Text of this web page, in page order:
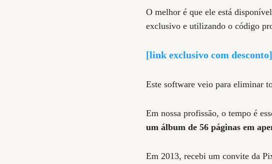
O melhor é que ele está
exclusivo e utilizando o código
[link exclusivo com desconto]
Este software veio para eliminar
Em nossa profissão, o tempo é
um álbum de 56 páginas em
Em 2013, recebi um convite da